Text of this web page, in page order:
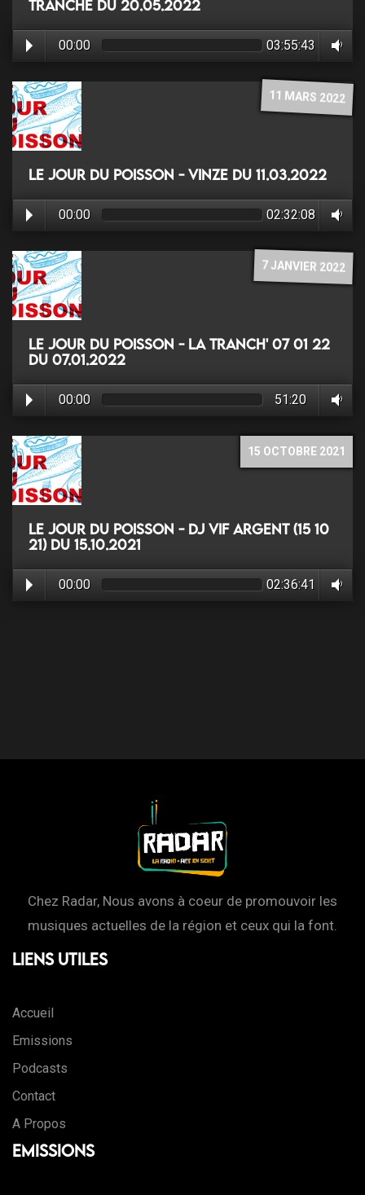
Tranche du 20.05.2022
00:00 03:55:43
11 MARS 2022
Le jour du poisson - Vinze du 11.03.2022
00:00 02:32:08
7 JANVIER 2022
Le jour du poisson - La tranch' 07 01 22
du 07.01.2022
00:00 51:20
15 OCTOBRE 2021
Le jour du poisson - DJ Vif Argent (15 10
21) du 15.10.2021
00:00 02:36:41
Chez Radar, Nous avons à coeur de promouvoir les
musiques actuelles de la région et ceux qui la font.
Liens Utiles
Accueil
Emissions
Podcasts
Contact
A Propos
Emissions